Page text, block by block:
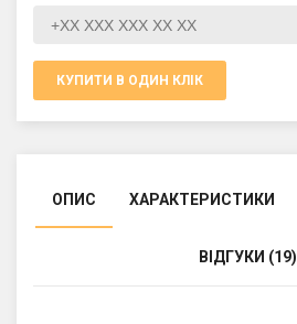
КУПИТИ В ОДИН КЛІК
ОПИС ХАРАКТЕРИСТИКИ
ВІДГУКИ (19)